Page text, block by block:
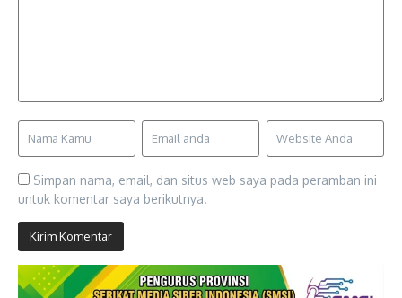
Simpan nama, email, dan situs web saya pada peramban ini
untuk komentar saya berikutnya.